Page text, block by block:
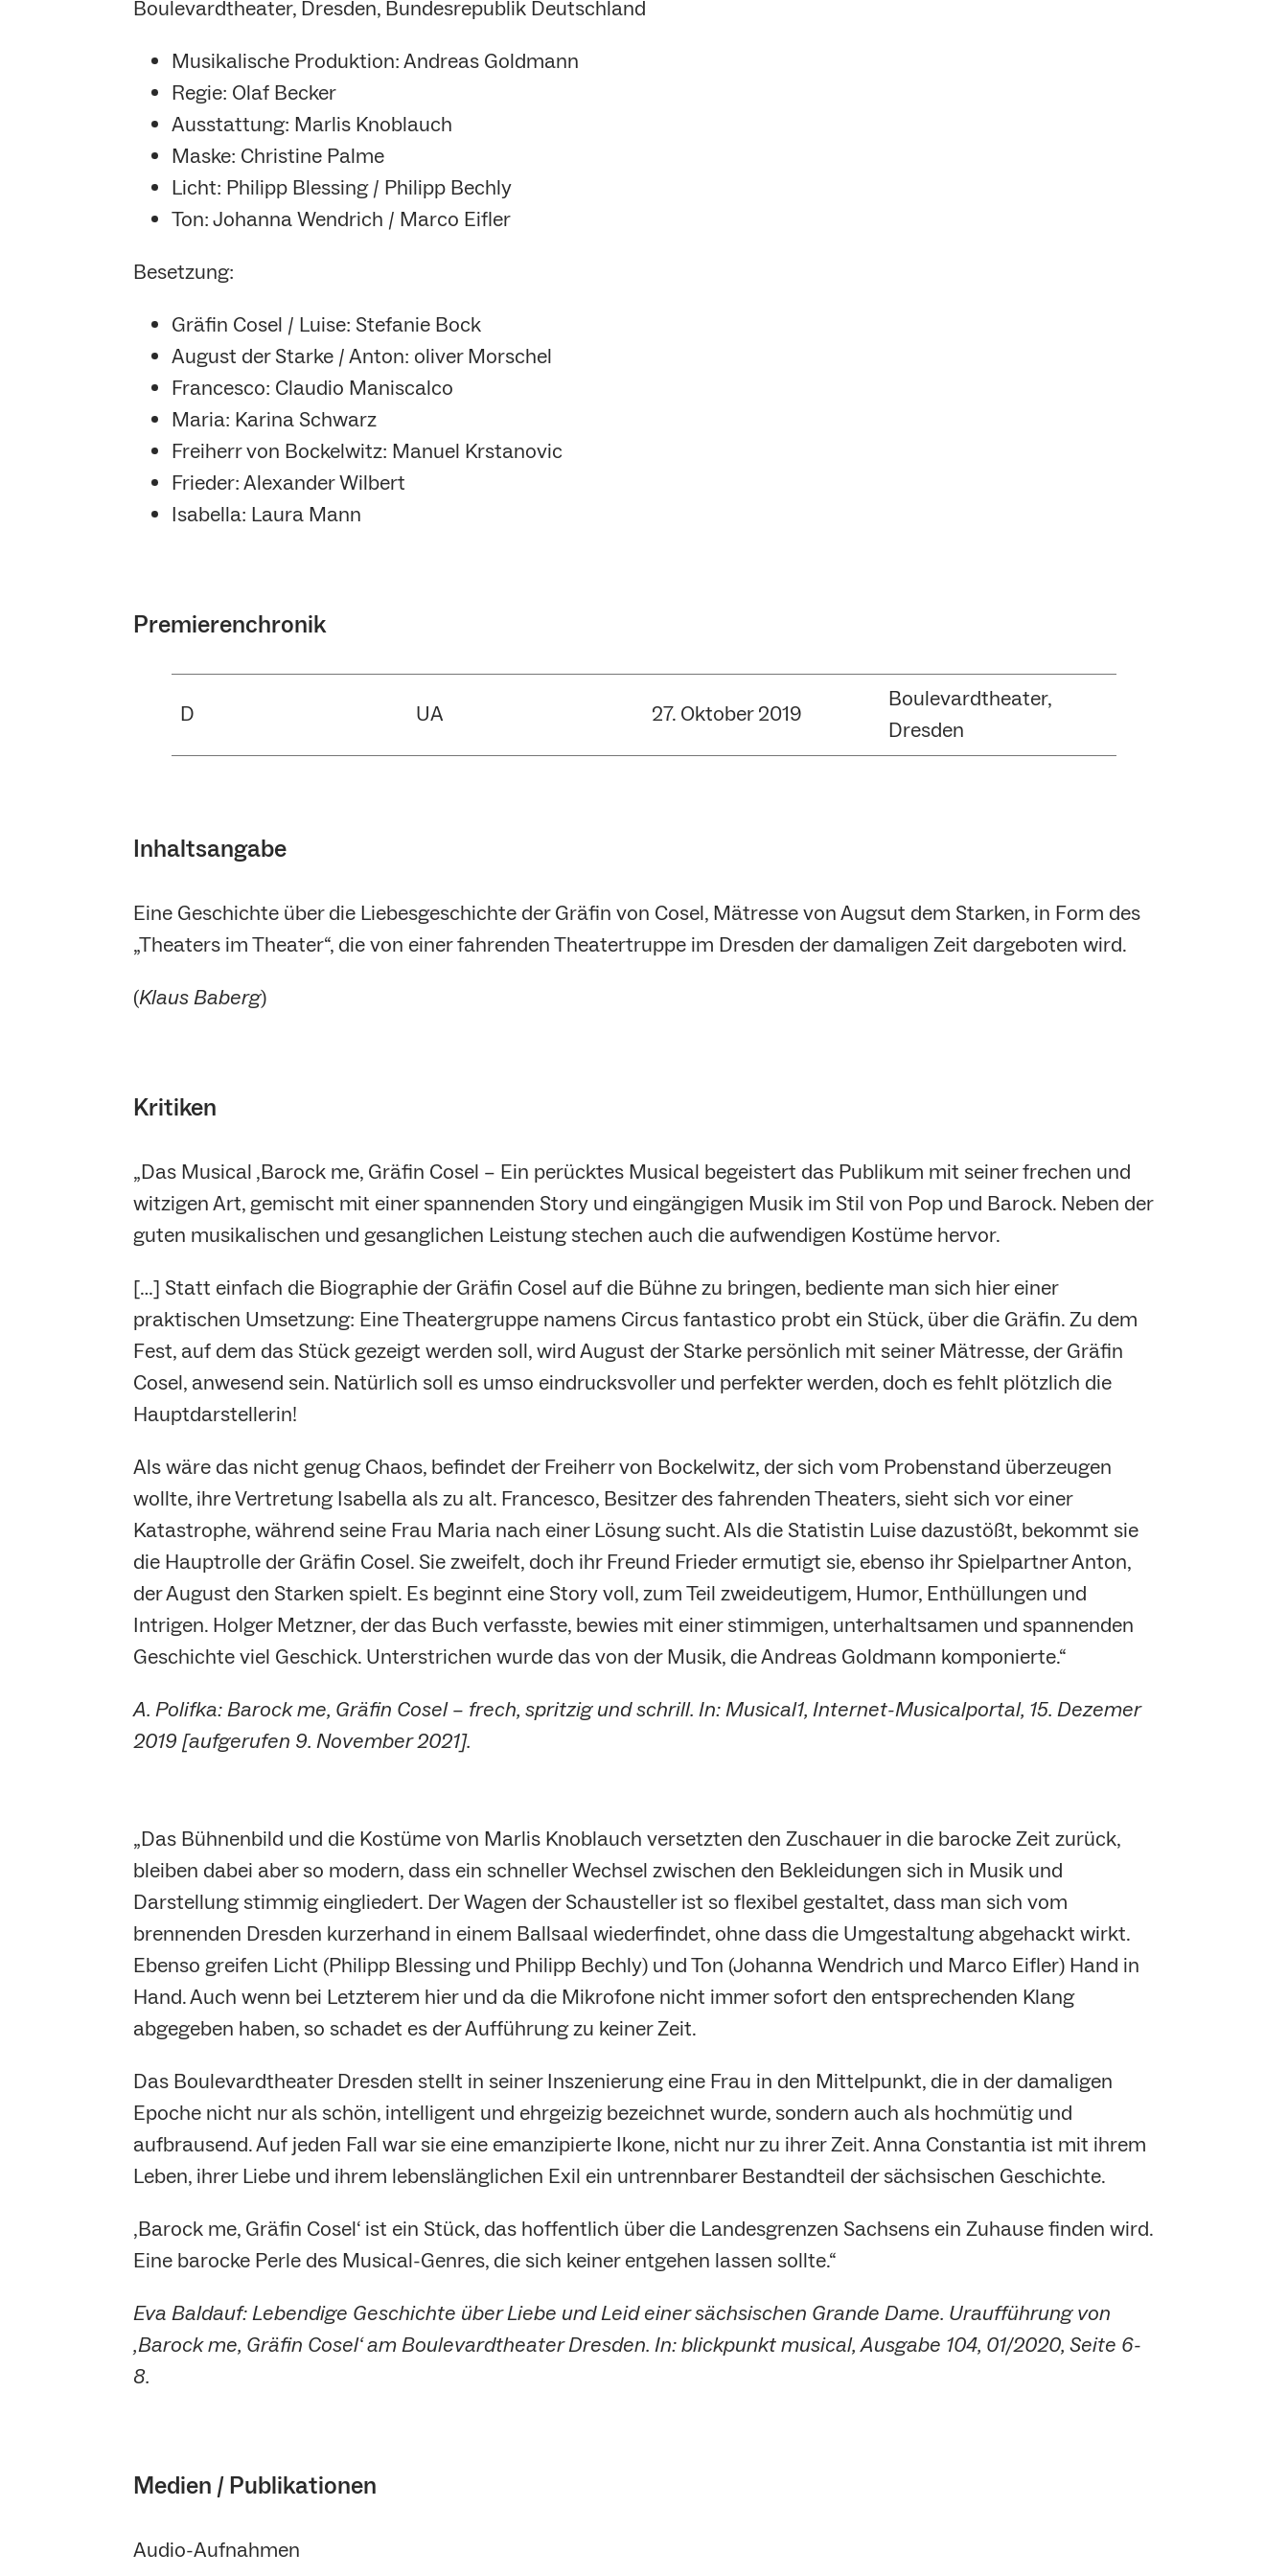
Boulevardtheater, Dresden, Bundesrepublik Deutschland
Musikalische Produktion: Andreas Goldmann
Regie: Olaf Becker
Ausstattung: Marlis Knoblauch
Maske: Christine Palme
Licht: Philipp Blessing / Philipp Bechly
Ton: Johanna Wendrich / Marco Eifler
Besetzung:
Gräfin Cosel / Luise: Stefanie Bock
August der Starke / Anton: oliver Morschel
Francesco: Claudio Maniscalco
Maria: Karina Schwarz
Freiherr von Bockelwitz: Manuel Krstanovic
Frieder: Alexander Wilbert
Isabella: Laura Mann
Premierenchronik
D UA 27. Oktober 2019
Boulevardtheater,
Dresden
Inhaltsangabe
Eine Geschichte über die Liebesgeschichte der Gräfin von Cosel, Mätresse von Augsut dem Starken, in Form des
„Theaters im Theater“, die von einer fahrenden Theatertruppe im Dresden der damaligen Zeit dargeboten wird.
(Klaus Baberg)
Kritiken
„Das Musical ‚Barock me, Gräfin Cosel – Ein perücktes Musical begeistert das Publikum mit seiner frechen und
witzigen Art, gemischt mit einer spannenden Story und eingängigen Musik im Stil von Pop und Barock. Neben der
guten musikalischen und gesanglichen Leistung stechen auch die aufwendigen Kostüme hervor.
[…] Statt einfach die Biographie der Gräfin Cosel auf die Bühne zu bringen, bediente man sich hier einer
praktischen Umsetzung: Eine Theatergruppe namens Circus fantastico probt ein Stück, über die Gräfin. Zu dem
Fest, auf dem das Stück gezeigt werden soll, wird August der Starke persönlich mit seiner Mätresse, der Gräfin
Cosel, anwesend sein. Natürlich soll es umso eindrucksvoller und perfekter werden, doch es fehlt plötzlich die
Hauptdarstellerin!
Als wäre das nicht genug Chaos, befindet der Freiherr von Bockelwitz, der sich vom Probenstand überzeugen
wollte, ihre Vertretung Isabella als zu alt. Francesco, Besitzer des fahrenden Theaters, sieht sich vor einer
Katastrophe, während seine Frau Maria nach einer Lösung sucht. Als die Statistin Luise dazustößt, bekommt sie
die Hauptrolle der Gräfin Cosel. Sie zweifelt, doch ihr Freund Frieder ermutigt sie, ebenso ihr Spielpartner Anton,
der August den Starken spielt. Es beginnt eine Story voll, zum Teil zweideutigem, Humor, Enthüllungen und
Intrigen. Holger Metzner, der das Buch verfasste, bewies mit einer stimmigen, unterhaltsamen und spannenden
Geschichte viel Geschick. Unterstrichen wurde das von der Musik, die Andreas Goldmann komponierte.“
A. Polifka: Barock me, Gräfin Cosel – frech, spritzig und schrill. In: Musical1, Internet-Musicalportal, 15. Dezemer
2019 [aufgerufen 9. November 2021].
„Das Bühnenbild und die Kostüme von Marlis Knoblauch versetzten den Zuschauer in die barocke Zeit zurück,
bleiben dabei aber so modern, dass ein schneller Wechsel zwischen den Bekleidungen sich in Musik und
Darstellung stimmig eingliedert. Der Wagen der Schausteller ist so flexibel gestaltet, dass man sich vom
brennenden Dresden kurzerhand in einem Ballsaal wiederfindet, ohne dass die Umgestaltung abgehackt wirkt.
Ebenso greifen Licht (Philipp Blessing und Philipp Bechly) und Ton (Johanna Wendrich und Marco Eifler) Hand in
Hand. Auch wenn bei Letzterem hier und da die Mikrofone nicht immer sofort den entsprechenden Klang
abgegeben haben, so schadet es der Aufführung zu keiner Zeit.
Das Boulevardtheater Dresden stellt in seiner Inszenierung eine Frau in den Mittelpunkt, die in der damaligen
Epoche nicht nur als schön, intelligent und ehrgeizig bezeichnet wurde, sondern auch als hochmütig und
aufbrausend. Auf jeden Fall war sie eine emanzipierte Ikone, nicht nur zu ihrer Zeit. Anna Constantia ist mit ihrem
Leben, ihrer Liebe und ihrem lebenslänglichen Exil ein untrennbarer Bestandteil der sächsischen Geschichte.
‚Barock me, Gräfin Cosel‘ ist ein Stück, das hoffentlich über die Landesgrenzen Sachsens ein Zuhause finden wird.
Eine barocke Perle des Musical-Genres, die sich keiner entgehen lassen sollte.“
Eva Baldauf: Lebendige Geschichte über Liebe und Leid einer sächsischen Grande Dame. Uraufführung von
‚Barock me, Gräfin Cosel‘ am Boulevardtheater Dresden. In: blickpunkt musical, Ausgabe 104, 01/2020, Seite 6-
8.
Medien / Publikationen
Audio-Aufnahmen